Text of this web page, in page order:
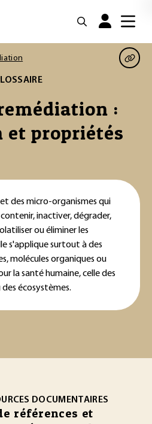
:
propriétés
des micro-organismes qui
inactiver, dégrader,
ou éliminer les
s'applique surtout à des
molécules organiques ou
la santé humaine, celle des
écosystèmes.
DOCUMENTAIRES
références et